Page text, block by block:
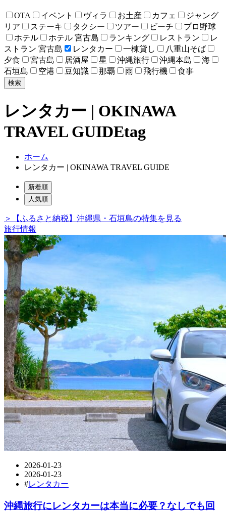
OTA イベント ヴィラ お土産 カフェ
ジャング
リア
ステーキ タクシー ツアー ビーチ
プロ野球
ホテル
ホテル 宮古島 ランキング レストラン
レ
ストラン 宮古島
レンタカー 一棟貸し
八重山そば
夕食
宮古島 居酒屋 星 沖縄旅行 沖縄本島
海
石垣島
空港 豆知識 那覇 雨 飛行機 食事
検索
レンタカー | OKINAWA
TRAVEL GUIDEtag
ホーム
レンタカー | OKINAWA TRAVEL GUIDE
新着順
人気順
＞【ふるさと納税】沖縄県・石垣島の特集を見る
旅行情報
2026-01-23
2026-01-23
#レンタカー
沖縄旅行にレンタカーは本当に必要？なしでも回